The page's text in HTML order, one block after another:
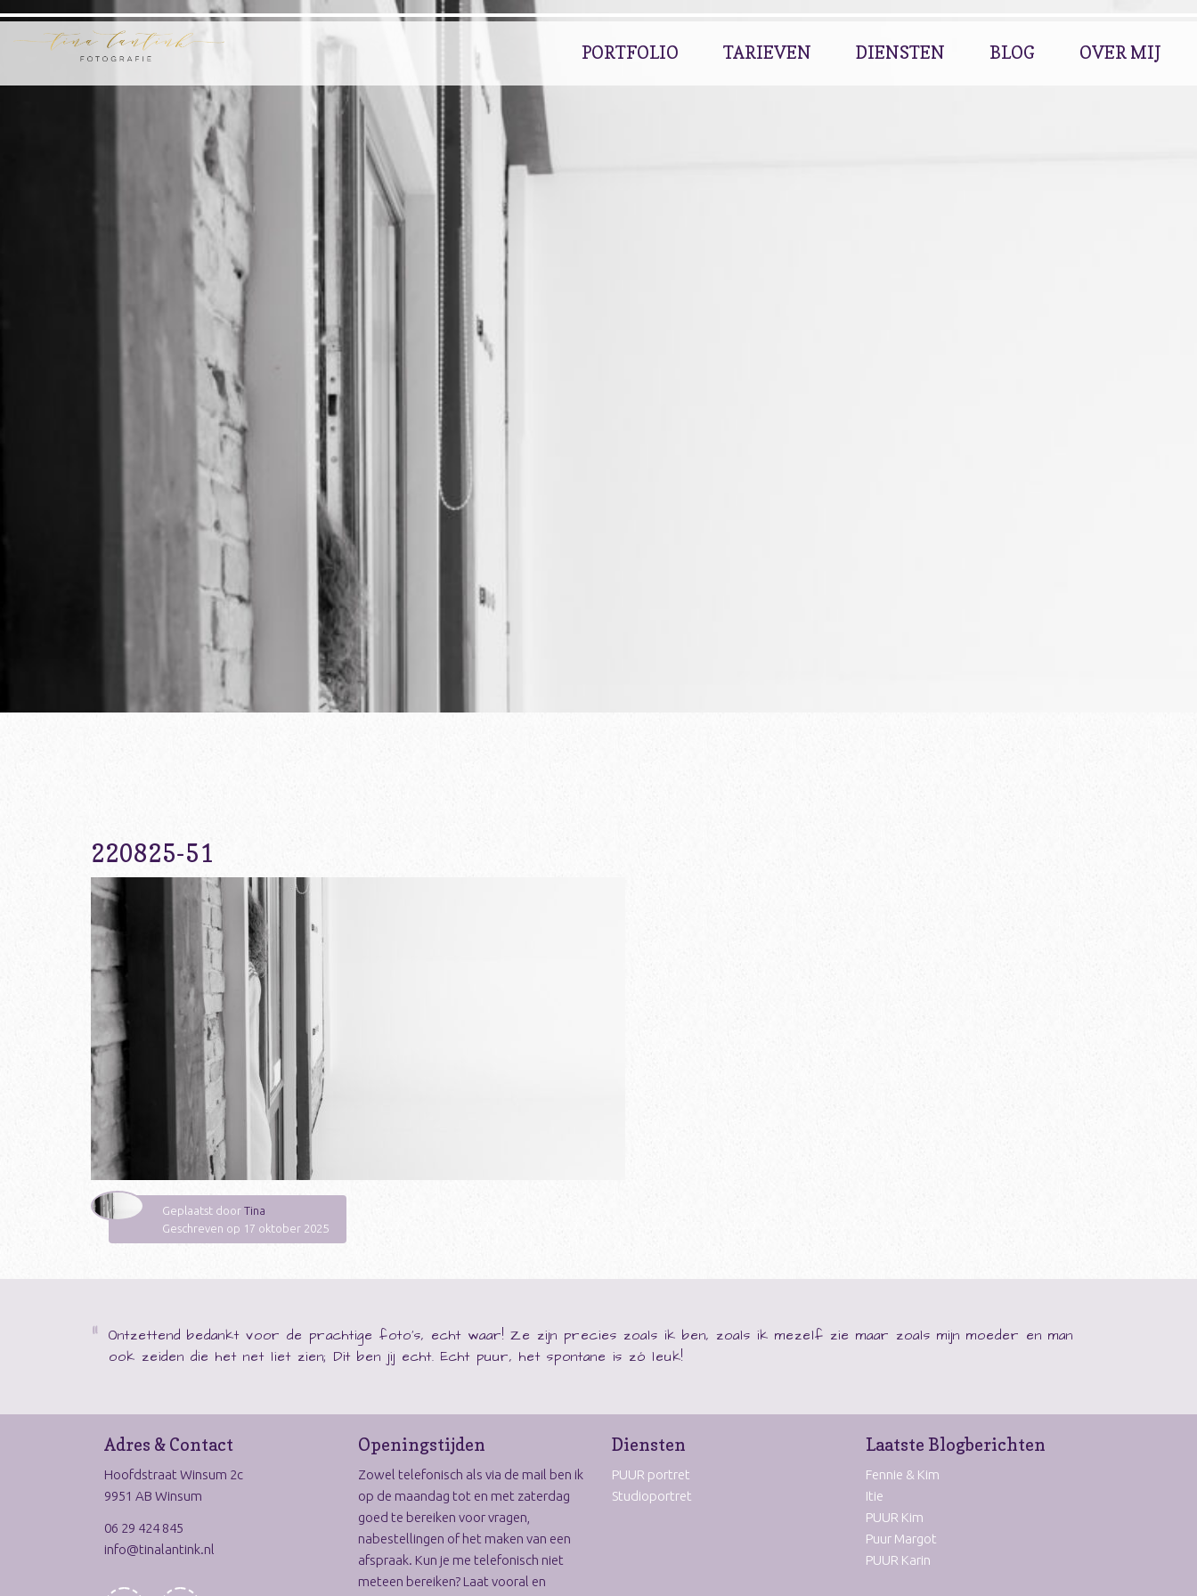
PORTFOLIO TARIEVEN DIENSTEN BLOG OVER MIJ
220825-51
Geplaatst door Tina
Geschreven op 17 oktober 2025
Ontzettend bedankt voor de prachtige foto's, echt waar! Ze zijn precies zoals ik ben, zoals ik mezelf zie maar zoals mijn moeder en man
ook zeiden die het net liet zien; Dit ben jij echt. Echt puur, het spontane is zó leuk!
Adres & Contact
Hoofdstraat Winsum 2c
9951 AB Winsum
06 29 424 845
info@tinalantink.nl
Openingstijden
Zowel telefonisch als via de mail ben ik
op de maandag tot en met zaterdag
goed te bereiken voor vragen,
nabestellingen of het maken van een
afspraak. Kun je me telefonisch niet
meteen bereiken? Laat vooral en
Diensten
PUUR portret
Studioportret
Laatste Blogberichten
Fennie & Kim
Itie
PUUR Kim
Puur Margot
PUUR Karin